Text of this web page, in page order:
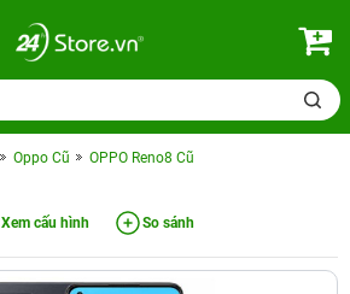
Oppo Cũ OPPO Reno8 Cũ
Xem cấu hình So sánh